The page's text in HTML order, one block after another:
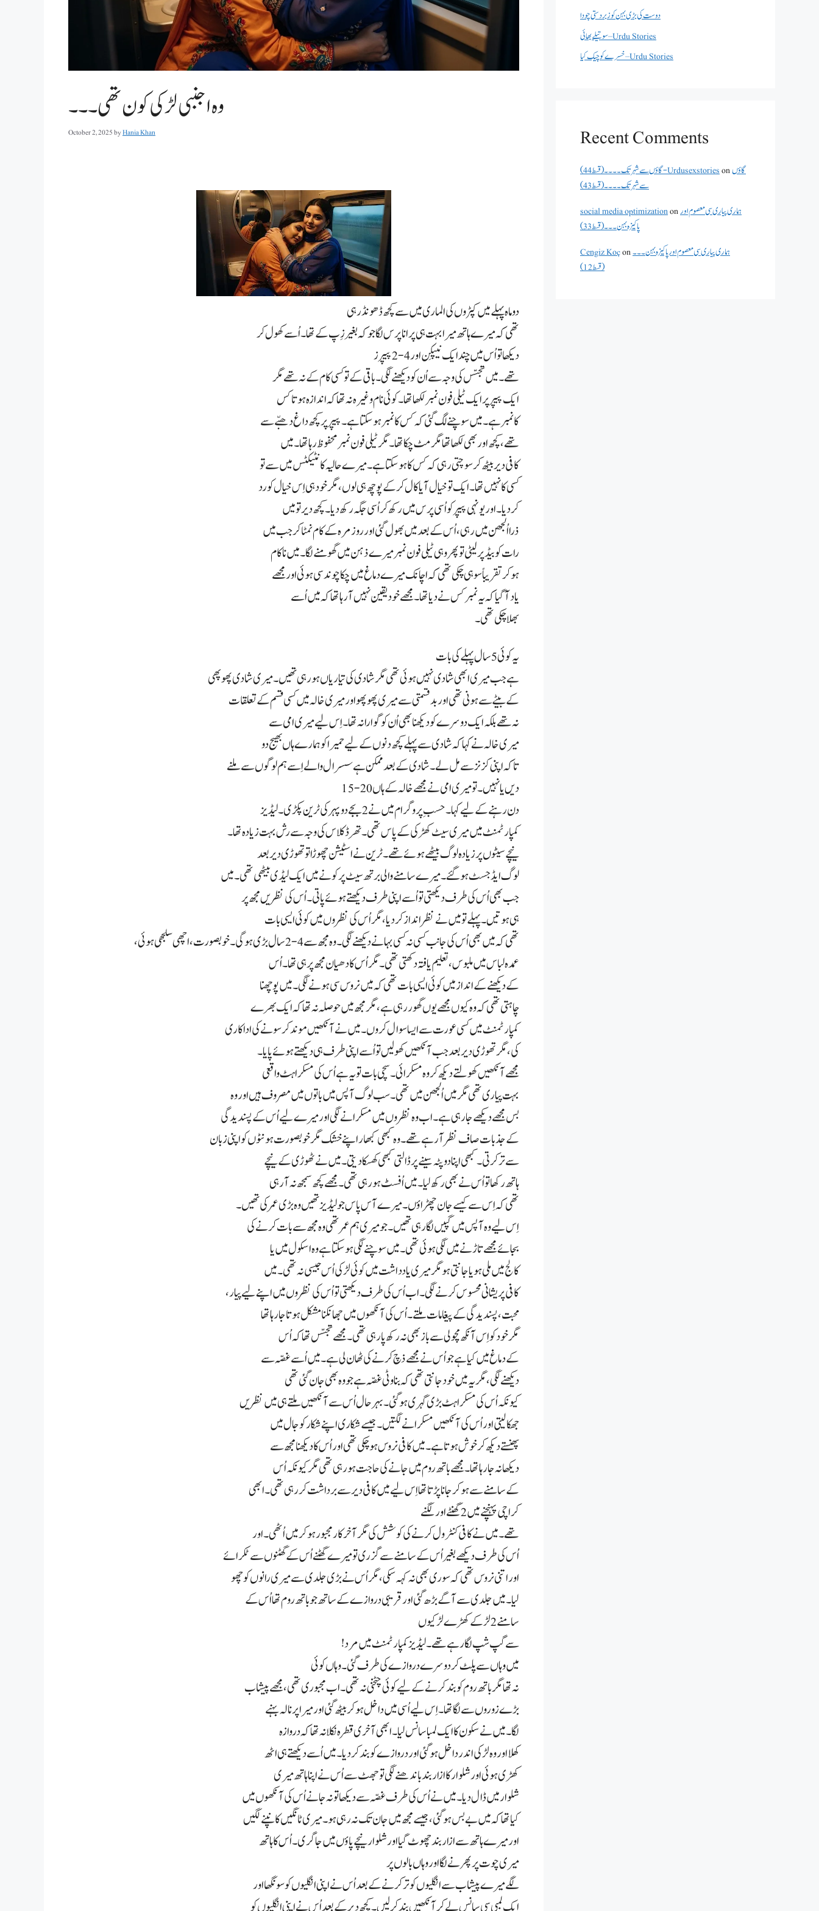
وہ اجنبی لڑکی کون تھی ۔۔۔
October 2, 2025byHania Khan
دو ماہ پہلے میں کپڑوں کی الماری میں سے کچھ ڈھونڈ رہی
تھی کہ میرے ہاتھ میرا بہت ہی پرانا پرس لگا جو کہ بغیر زِپ کے تھا۔ اُسے کھول کر
دیکھا تو اُس میں چند ایک نیپکِن اور2-4پیپرز
تھے۔ میں تجسّس کی وجہ سے اُن کو دیکھنے لگی۔ باقی کے تو کسی کام کے نہ تھے مگر
ایک پیپر پر ایک ٹیلی فون نمبر لکھا تھا۔ کوئی نام وغیرہ نہ تھا کہ اندازہ ہوتا کس
کا نمبر ہے۔ میں سوچنے لگ گئی کہ کس کا نمبر ہو سکتا ہے۔ پیپر پر کچھ داغ دھبّے سے
تھے، کچھ اور بھی لکھا تھا مگر مٹ چکا تھا۔ مگر ٹیلی فون نمبر محفوظ رہا تھا۔ میں
کافی دیر بیٹھ کر سوچتی رہی کہ کس کا ہو سکتا ہے۔ میرے حالیہ کانٹیکٹس میں سے تو
کسی کا نہیں تھا۔ ایک تو خیال آیا کال کر کے پوچھ ہی لوں، مگر خود ہی اِس خیال کو رد
کر دیا۔ اور یونہی پیپر کو اُسی پرس میں رکھ کر اُسی جگہ رکھ دیا۔ کچھ دیر تو میں
ذرا اُلجھن میں رہی، اُس کے بعد میں بھول گئی اور روزمرہ کے کام نمٹا کر جب میں
رات کو بیڈ پر لیٹی تو پھر وہی ٹیلی فون نمبر میرے ذہن میں گھومنے لگا۔ میں ناکام
ہو کر تقریباً سو ہی چکی تھی کہ اچانک میرے دماغ میں چکا چوند سی ہوئی اور مجھے
یاد آ گیا کہ یہ نمبر کس نے دیا تھا۔ مجھے خود یقین نہیں آ رہا تھا کہ میں اُسے
بھلا چکی تھی۔
یہ کوئی5سال پہلے کی بات
ہے جب میری ابھی شادی نہیں ہوئی تھی مگر شادی کی تیاریاں ہو رہی تھیں۔ میری شادی پھوپھی
کے بیٹے سے ہونی تھی اور بدقسمتی سے میری پھوپھو اور میری خالہ میں کسی قسم کے تعلقات
نہ تھے بلکہ ایک دوسرے کو دیکھنا بھی اُن کو گوارا نہ تھا۔ اِس لیے میری امی سے
میری خالہ نے کہا کہ شادی سے پہلے کچھ دنوں کے لیے حمیرا کو ہمارے ہاں بھیج دو
تاکہ اپنی کزنز سے مل لے۔ شادی کے بعد ممکن ہے سسرال والے اِسے ہم لوگوں سے ملنے
دیں یا نہیں۔ تو میری امی نے مجھے خالہ کے ہاں15-20
دن رہنے کے لیے کہا۔ حسبِ پروگرام میں نے2بجے دوپہر کی ٹرین پکڑی۔ لیڈیز
کمپارٹمنٹ میں میری سیٹ کھڑکی کے پاس تھی۔ تھرڈ کلاس کی وجہ سے رش بہت زیادہ تھا۔
نیچے سیٹوں پر زیادہ لوگ بیٹھے ہوئے تھے۔ ٹرین نے اسٹیشن چھوڑا تو تھوڑی دیر بعد
لوگ ایڈجسٹ ہو گئے۔ میرے سامنے والی برتھ سیٹ پر کونے میں ایک لیڈی بیٹھی تھی۔ میں
جب بھی اُس کی طرف دیکھتی تو اُسے اپنی طرف دیکھتے ہوئے پاتی۔ اُس کی نظریں مجھ پر
ہی ہوتیں۔ پہلے تو میں نے نظر انداز کر دیا، مگر اُس کی نظروں میں کوئی ایسی بات
تھی کہ میں بھی اُس کی جانب کسی نہ کسی بہانے دیکھنے لگی۔ وہ مجھ سے2-4سال بڑی ہو گی۔ خوبصورت ، اچھی سلجھی ہوئی،
عمدہ لباس میں ملبوس، تعلیم یافتہ دکھتی تھی۔ مگر اُس کا دھیان مجھ پر ہی تھا۔ اُس
کے دیکھنے کے انداز میں کوئی ایسی بات تھی کہ میں نروس سی ہونے لگی۔ میں پوچھنا
چاہتی تھی کہ وہ کیوں مجھے یوں گھور رہی ہے، مگر مجھ میں حوصلہ نہ تھا کہ ایک بھرے
کمپارٹمنٹ میں کسی عورت سے ایسا سوال کروں۔ میں نے آنکھیں موند کر سونے کی اداکاری
کی، مگر تھوڑی دیر بعد جب آنکھیں کھولیں تو اُسے اپنی طرف ہی دیکھتے ہوئے پایا۔
مجھے آنکھیں کھولتے دیکھ کر وہ مسکرائی۔ سچی بات تو یہ ہے اُس کی مسکراہٹ واقعی
بہت پیاری تھی مگر میں اُلجھن میں تھی۔ سب لوگ آپس میں باتوں میں مصروف ہیں اور وہ
بس مجھے دیکھے جا رہی ہے۔ اب وہ نظروں میں مسکرانے لگی اور میرے لیے اُس کے پسندیدگی
کے جذبات صاف نظر آ رہے تھے۔ وہ کبھی کبھار اپنے خشک مگر خوبصورت ہونٹوں کو اپنی زبان
سے تر کرتی۔ کبھی اپنا دوپٹہ سینے پر ڈالتی کبھی کھسکا دیتی۔ میں نے ٹھوڑی کے نیچے
ہاتھ رکھا تو اُس نے بھی رکھ لیا۔ میں اُفسٹ ہو رہی تھی۔ مجھے کچھ سمجھ نہ آ رہی
تھی کہ اِس سے کیسے جان چھڑاؤں۔ میرے آس پاس جو لیڈیز تھیں وہ بڑی عمر کی تھیں۔
اِس لیے وہ آپس میں گپیں لگا رہی تھیں۔ جو میری ہم عمر تھی وہ مجھ سے بات کرنے کی
بجائے مجھے تاڑنے میں لگی ہوئی تھی۔ میں سوچنے لگی ہو سکتا ہے وہ اسکول میں یا
کالج میں ملی ہو یا جانتی ہو مگر میری یادداشت میں کوئی لڑکی اُس جیسی نہ تھی۔ میں
کافی پریشانی محسوس کرنے لگی۔ اب اُس کی طرف دیکھتی تو اُس کی نظروں میں اپنے لیے پیار،
محبت، پسندیدگی کے پیغامات ملتے۔ اُس کی آنکھوں میں جھانکنا مشکل ہوتا جا رہا تھا
مگر خود کو اِس آنکھ مچولی سے باز بھی نہ رکھ پا رہی تھی۔ مجھے تجسّس تھا کہ اُس
کے دماغ میں کیا ہے جو اُس نے مجھے ذچ کرنے کی ٹھان لی ہے۔ میں اُسے غصّہ سے
دیکھنے لگی، مگر یہ میں خود جانتی تھی کہ بناوٹی غصّہ ہے جو وہ بھی جان گئی تھی
کیونکہ اُس کی مسکراہٹ بڑی گہری ہو گئی۔ بہر حال اُس سے آنکھیں ملتے ہی میں نظریں
جھکا لیتی اور اُس کی آنکھیں مسکرانے لگتیں۔ جیسے شکاری اپنے شکار کو جال میں
پھنستے دیکھ کر خوش ہوتا ہے۔ میں کافی نروس ہو چکی تھی اور اُس کا دیکھنا مجھ سے
دیکھا نہ جا رہا تھا۔ مجھے باتھ روم میں جانے کی حاجت ہو رہی تھی مگر کیونکہ اُس
کے سامنے سے ہو کر جانا پڑتا تھا اِس لیے میں کافی دیر سے برداشت کر رہی تھی۔ ابھی
کراچی پہنچنے میں2گھنٹے اور لگنے
تھے۔ میں نے کافی کنٹرول کرنے کی کوشش کی مگر آخر کار مجبور ہو کر میں اُٹھی۔ اور
اُس کی طرف دیکھے بغیر اُس کے سامنے سے گزری تو میرے گھٹنے اُس کے گھٹنوں سے ٹکرائے
اور اتنی نروس تھی کہ سوری بھی نہ کہہ سکی، مگر اُس نے بڑی جلدی سے میری رانوں کو چھو
لیا۔ میں جلدی سے آگے بڑھ گئی اور قریبی دروازے کے ساتھ جو باتھ روم تھا اُس کے
سامنے2لڑکے کھڑے لڑکیوں
سے گپ شپ لگا رہے تھے۔ لیڈیز کمپارٹمنٹ میں مرد!
میں وہاں سے پلٹ کر دوسرے دروازے کی طرف گئی۔ وہاں کوئی
نہ تھا مگر باتھ روم کو بند کرنے کے لیے کوئی چٹخنی نہ تھی۔ اب مجبوری تھی، مجھے پیشاب
بڑے زوروں سے لگا تھا۔ اِس لیے اُسی میں داخل ہو کر بیٹھ گئی اور میرا پرنالہ بہنے
لگا۔ میں نے سکون کا ایک لمبا سانس لیا۔ ابھی آخری قطرہ نکلا نہ تھا کہ دروازہ
کھلا اور وہ لڑکی اندر داخل ہو گئی اور دروازے کو بند کر دیا۔ میں اُسے دیکھتے ہی اٹھ
کھڑی ہوئی اور شلوار کا ازار بند باندھنے لگی تو جھٹ سے اُس نے اپنا ہاتھ میری
شلوار میں ڈال دیا۔ میں نے اُس کی طرف غصّہ سے دیکھا تو نہ جانے اُس کی آنکھوں میں
کیا تھا کہ میں بے بس ہو گئی، جیسے مجھ میں جان تک نہ رہی ہو۔ میری ٹانگیں کانپنے لگیں
اور میرے ہاتھ سے ازار بند چھوٹ گیا اور شلوار نیچے پاؤں میں جا گری۔ اُس کا ہاتھ
میری چوت پر پھرنے لگا اور وہاں بالوں پر
لگے میرے پیشاب سے انگلیوں کو تر کرنے کے بعد اُس نے اپنی انگلیوں کو سونگھا اور
دوست کی بڑی بہن کو زبردستی چودا
سوتیلے بھائی – Urdu Stories
خسرے کو چیک کیا – Urdu Stories
Recent Comments
گاؤں سے شہر تک۔۔۔۔(قسط 44) - Urdusexstoriesonگاؤں
سے شہر تک۔۔۔۔(قسط 43)
social media optimizationonہماری پیاری سی معصوم اور
پاکیزہ بہن۔۔۔(قسط33)
Cengiz Koçonہماری پیاری سی معصوم اور پاکیزہ بہن۔۔۔
(قسط12)